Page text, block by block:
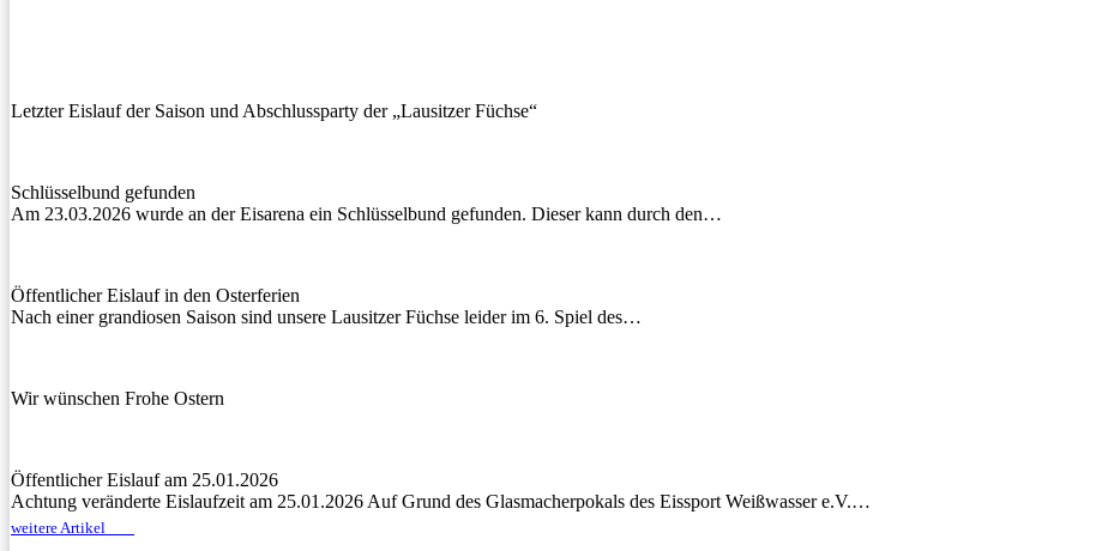
Letzter Eislauf der Saison und Abschlussparty der „Lausitzer Füchse“
Schlüsselbund gefunden
Am 23.03.2026 wurde an der Eisarena ein Schlüsselbund gefunden. Dieser kann durch den…
Öffentlicher Eislauf in den Osterferien
Nach einer grandiosen Saison sind unsere Lausitzer Füchse leider im 6. Spiel des…
Wir wünschen Frohe Ostern
Öffentlicher Eislauf am 25.01.2026
Achtung veränderte Eislaufzeit am 25.01.2026 Auf Grund des Glasmacherpokals des Eissport Weißwasser e.V.…
weitere Artikel